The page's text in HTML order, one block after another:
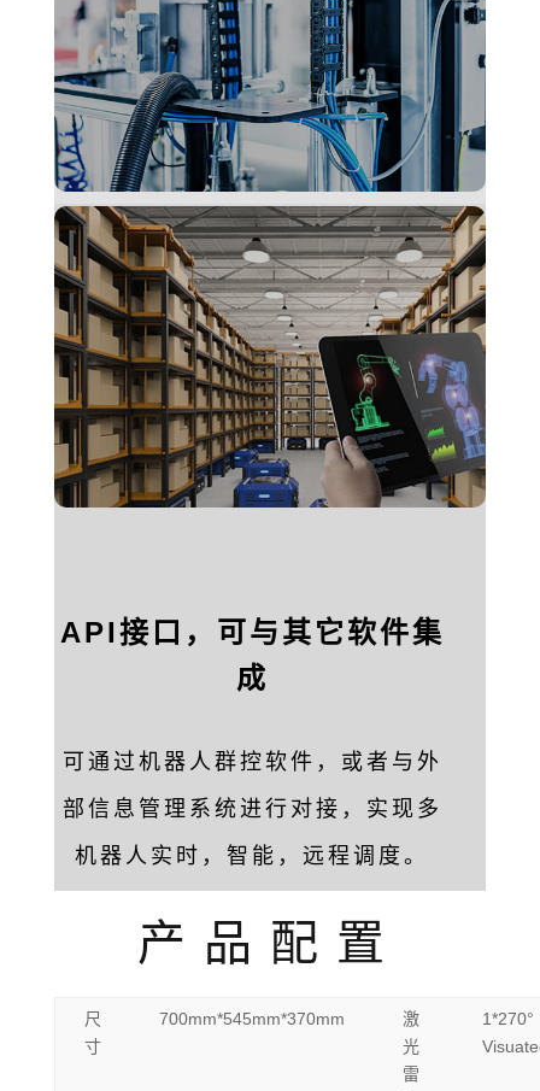
API接口，可与其它软件集
成
可通过机器人群控软件，或者与外
部信息管理系统进行对接，实现多
机器人实时，智能，远程调度。
产品配置
尺
寸
700mm*545mm*370mm
激
光
雷
1*270°